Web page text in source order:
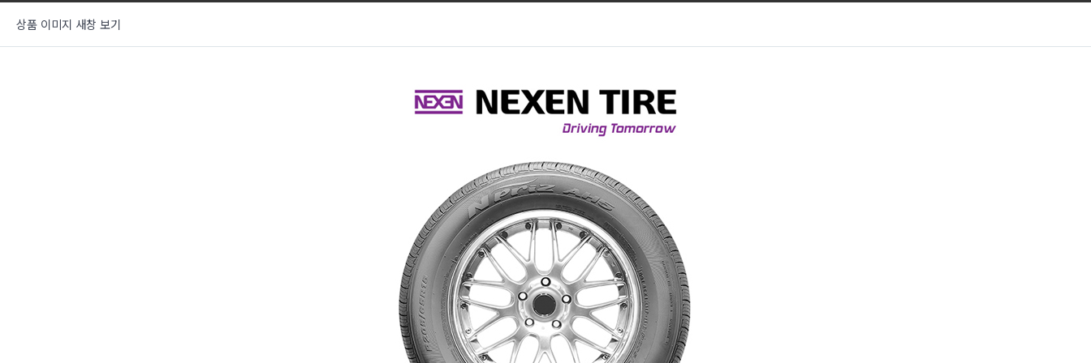
상품 이미지 새창 보기